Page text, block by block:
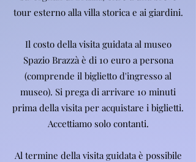
tour esterno alla villa storica e ai giardini.
Il costo della visita guidata al museo
Spazio Brazzà è di 10 euro a persona
(comprende il biglietto d'ingresso al
museo). Si prega di arrivare 10 minuti
prima della visita per acquistare i biglietti.
Accettiamo solo contanti.
Al termine della visita guidata è possibile